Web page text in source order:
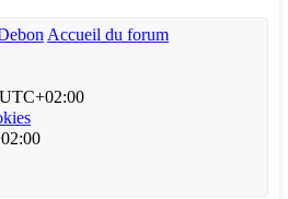
Accueil du forum
UTC+02:00